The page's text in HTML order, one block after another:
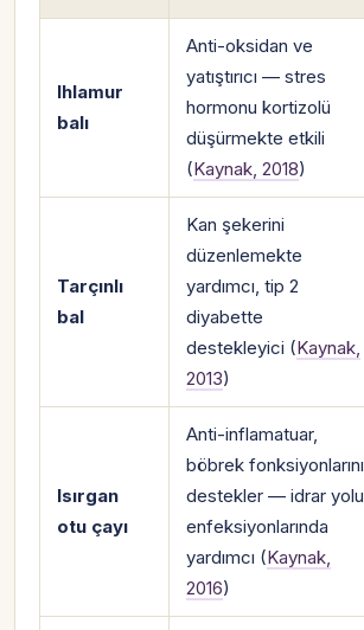
Ihlamur
balı
Anti-oksidan ve
yatıştırıcı — stres
hormonu kortizolü
düşürmekte etkili
(Kaynak, 2018)
Tarçınlı
bal
Kan şekerini
düzenlemekte
yardımcı, tip 2
diyabette
destekleyici (Kaynak,
2013)
Isırgan
otu çayı
Anti-inflamatuar,
böbrek fonksiyonlarını
destekler — idrar yolu
enfeksiyonlarında
yardımcı (Kaynak,
2016)